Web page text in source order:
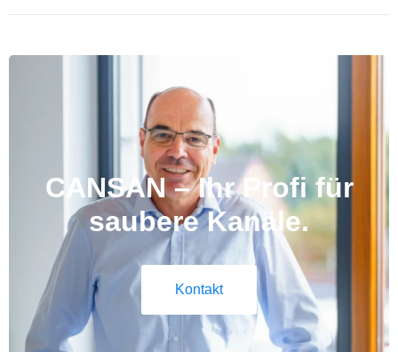
CANSAN – Ihr Profi für
saubere Kanäle.
Kontakt